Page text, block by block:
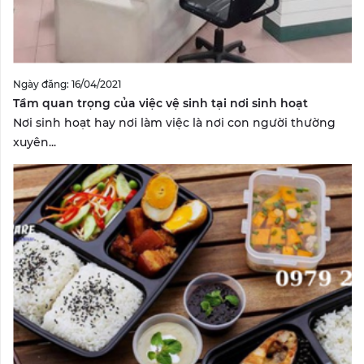
Ngày đăng: 16/04/2021
Tầm quan trọng của việc vệ sinh tại nơi sinh hoạt
Nơi sinh hoạt hay nơi làm việc là nơi con người thường
xuyên...